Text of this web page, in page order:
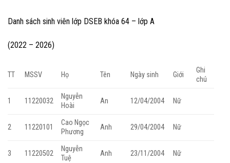
Danh sách sinh viên lớp DSEB khóa 64 – lớp A
(2022 – 2026)
TT MSSV Họ Tên Ngày sinh Giới
Ghi
chú
1 11220032
Nguyễn
Hoài
An 12/04/2004 Nữ
2 11220101
Cao Ngọc
Phương
Anh 29/04/2004 Nữ
3 11220502
Nguyễn
Tuệ
Anh 23/11/2004 Nữ